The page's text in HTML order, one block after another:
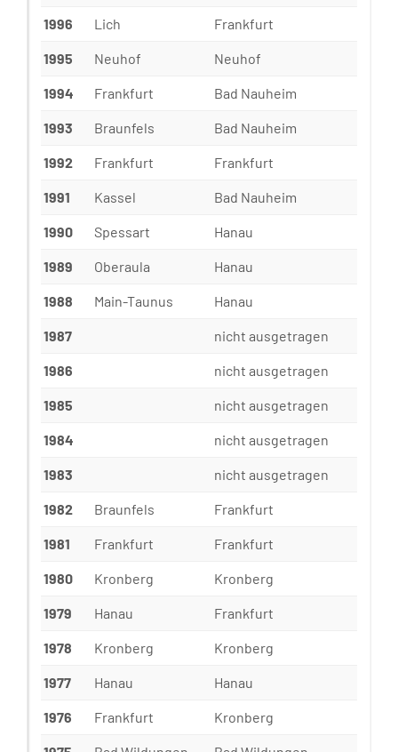
1996 Lich Frankfurt
1995 Neuhof Neuhof
1994 Frankfurt Bad Nauheim
1993 Braunfels Bad Nauheim
1992 Frankfurt Frankfurt
1991 Kassel Bad Nauheim
1990 Spessart Hanau
1989 Oberaula Hanau
1988 Main-Taunus Hanau
1987 nicht ausgetragen
1986 nicht ausgetragen
1985 nicht ausgetragen
1984 nicht ausgetragen
1983 nicht ausgetragen
1982 Braunfels Frankfurt
1981 Frankfurt Frankfurt
1980 Kronberg Kronberg
1979 Hanau Frankfurt
1978 Kronberg Kronberg
1977 Hanau Hanau
1976 Frankfurt Kronberg